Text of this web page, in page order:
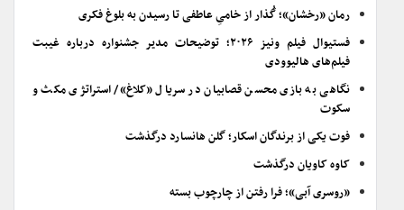
رمان «رخشان»؛ گُذار از خامیِ عاطفی تا رسیدن به بلوغ فکری
فستیوال فیلم ونیز ۲۰۲۶؛ توضیحات مدیر جشنواره درباره غیبت
فیلم‌های هالیوودی
نگاهی به بازی محسن قصابیان در سریال «کلاغ»/ استراتژی مکث و
سکوت
فوت یکی از برندگان اسکار؛ گلن هانسارد درگذشت
کاوه کاویان درگذشت
«روسری آبی»؛ فرا رفتن از چارچوب بسته